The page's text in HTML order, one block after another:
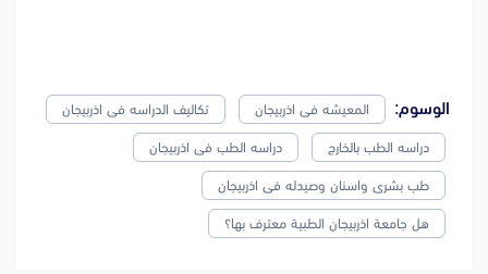
الوسوم: المعيشه فى اذربيجان تكاليف الدراسه فى اذربيجان
دراسه الطب بالخارج دراسه الطب فى اذربيجان
طب بشرى واسنان وصيدله فى اذربيجان
هل جامعة اذربيجان الطبية معترف بها؟